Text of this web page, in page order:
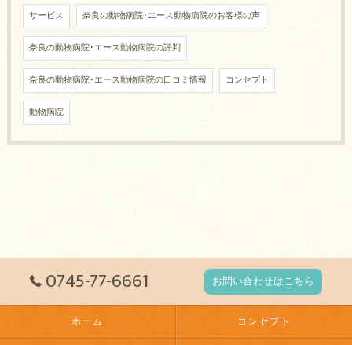
サービス 奈良の動物病院･エース動物病院のお客様の声
奈良の動物病院･エース動物病院の評判
奈良の動物病院･エース動物病院の口コミ情報 コンセプト
動物病院
0745-77-6661 お問い合わせはこちら
ホーム コンセプト